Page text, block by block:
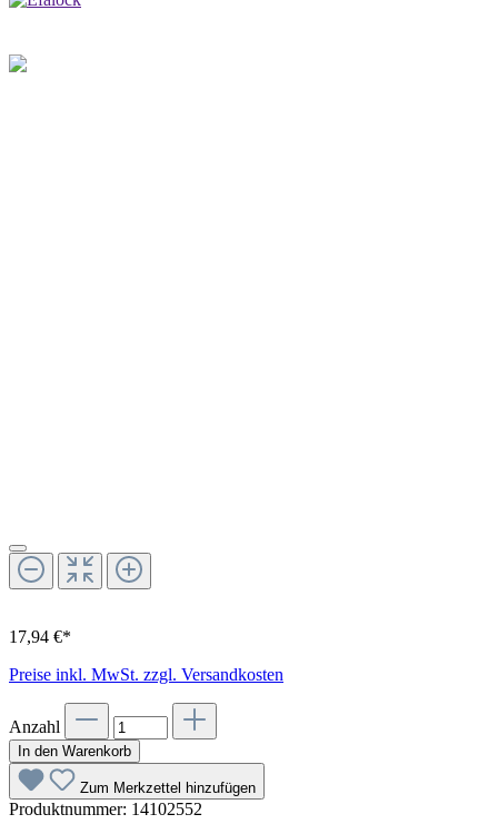
17,94 €*
Preise inkl. MwSt. zzgl. Versandkosten
Anzahl
In den Warenkorb
Zum Merkzettel hinzufügen
Produktnummer: 14102552